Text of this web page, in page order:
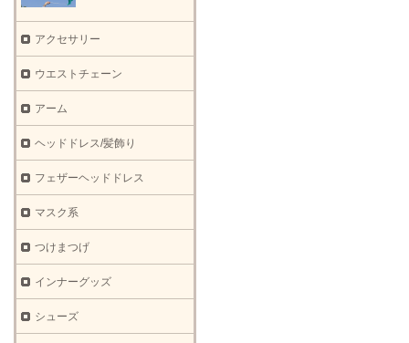
アクセサリー
ウエストチェーン
アーム
ヘッドドレス/髪飾り
フェザーヘッドドレス
マスク系
つけまつげ
インナーグッズ
シューズ